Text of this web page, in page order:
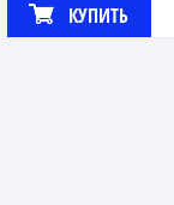
КУПИТЬ